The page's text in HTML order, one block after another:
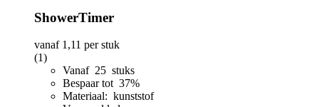
ShowerTimer
vanaf 1,11 per stuk
(1)
Vanaf 25 stuks
Bespaar tot 37%
Materiaal: kunststof